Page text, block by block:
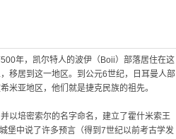
年，凯尔特人的波伊（Boii）部落居住在这
移居到这一地区。到公元6世纪，日耳曼人部
米亚地区，他们就是捷克民族的祖先。
以培密索尔的名字命名，建立了霍什米索王
堡中说了许多预言（得到7世纪以前考古学发